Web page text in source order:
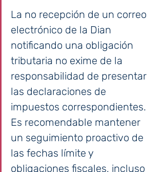
La no recepción de un correo
electrónico de la Dian
notificando una obligación
tributaria no exime de la
responsabilidad de presentar
las declaraciones de
impuestos correspondientes.
Es recomendable mantener
un seguimiento proactivo de
las fechas límite y
obligaciones fiscales, incluso